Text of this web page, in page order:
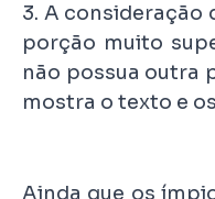
3. A consideração
porção muito
não possua outra
mostra o texto e
Ainda que os